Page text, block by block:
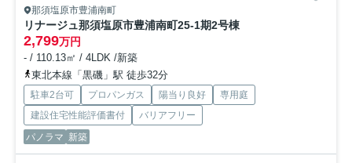
那須塩原市豊浦南町
リナージュ那須塩原市豊浦南町25-1期2号棟
2,799万円
- / 110.13㎡ / 4LDK /新築
東北本線「黒磯」駅 徒歩32分
駐車2台可 プロパンガス 陽当り良好
専用庭
建設住宅性能評価書付
バリアフリー
パノラマ 新築